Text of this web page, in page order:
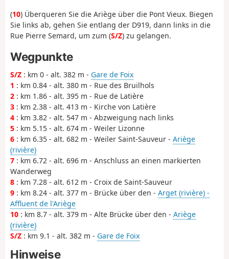
(10) Überqueren Sie die Ariège über die Pont Vieux. Biegen
Sie links ab, gehen Sie entlang der D919, dann links in die
Rue Pierre Semard, um zum (S/Z) zu gelangen.
Wegpunkte
S/Z : km 0 - alt. 382 m - Gare de Foix
1 : km 0.84 - alt. 380 m - Rue des Bruilhols
2 : km 1.86 - alt. 395 m - Rue de Latière
3 : km 2.38 - alt. 413 m - Kirche von Latière
4 : km 3.82 - alt. 547 m - Abzweigung nach links
5 : km 5.15 - alt. 674 m - Weiler Lizonne
6 : km 6.35 - alt. 682 m - Weiler Saint-Sauveur - Ariège
(rivière)
7 : km 6.72 - alt. 696 m - Anschluss an einen markierten
Wanderweg
8 : km 7.28 - alt. 612 m - Croix de Saint-Sauveur
9 : km 8.24 - alt. 377 m - Brücke über den - Arget (rivière) -
Affluent de l'Ariège
10 : km 8.7 - alt. 379 m - Alte Brücke über den - Ariège
(rivière)
S/Z : km 9.1 - alt. 382 m - Gare de Foix
Hinweise